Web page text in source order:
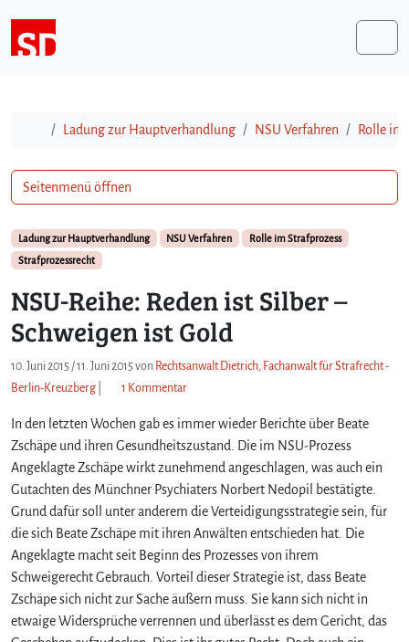
StartLadung zur Hauptverhandlung NSU Verfahren Rolle im
Ladung zur Hauptverhandlung NSU Verfahren
Rolle im Strafprozess
Strafprozessrecht
NSU-Reihe: Reden ist Silber –
Schweigen ist Gold
10. Juni 2015 /11. Juni 2015von Rechtsanwalt Dietrich, Fachanwalt für Strafrecht -
Berlin-Kreuzberg
1 Kommentarz
N
S
U
-
e
i
h
e
:
In den letzten Wochen gab es immer wieder Berichte über Beate
Zschäpe und ihren Gesundheitszustand. Die im NSU-Prozess
Angeklagte Zschäpe wirkt zunehmend angeschlagen, was auch ein
Gutachten des Münchner Psychiaters Norbert Nedopil bestätigte.
Grund dafür soll unter anderem die Verteidigungsstrategie sein, für
die sich Beate Zschäpe mit ihren Anwälten entschieden hat. Die
Angeklagte macht seit Beginn des Prozesses von ihrem
Schweigerecht Gebrauch. Vorteil dieser Strategie ist, dass Beate
Zschäpe sich nicht zur Sache äußern muss. Sie kann sich nicht in
etwaige Widersprüche verrennen und überlässt es dem Gericht, das
Seitenmenü öffnen